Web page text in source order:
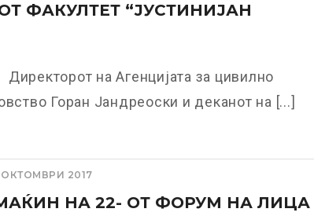
ФАКУЛТЕТ “ЈУСТИНИЈАН
на Агенцијата за цивилно
Горан Јандреоски и деканот на [...]
ОКТОМВРИ 2017
НА 22- ОТ ФОРУМ НА ЛИЦА